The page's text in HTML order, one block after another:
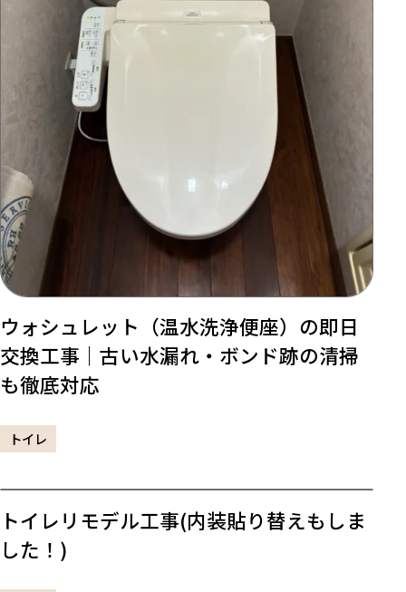
ウォシュレット（温水洗浄便座）の即日
交換工事｜古い水漏れ・ボンド跡の清掃
も徹底対応
トイレ
トイレリモデル工事(内装貼り替えもしま
した！)